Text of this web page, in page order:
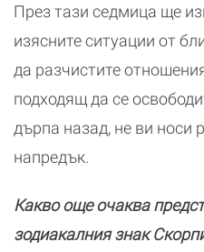
През тази седмица ще
изясните ситуации от
да разчистите
подходящ да се
дърпа назад, не ви носи
напредък.
Какво още очаква
зодиакалния знак